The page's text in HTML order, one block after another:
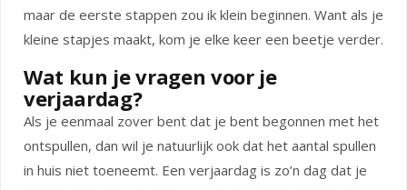
maar de eerste stappen zou ik klein beginnen. Want als je
kleine stapjes maakt, kom je elke keer een beetje verder.
Wat kun je vragen voor je
verjaardag?
Als je eenmaal zover bent dat je bent begonnen met het
ontspullen, dan wil je natuurlijk ook dat het aantal spullen
in huis niet toeneemt. Een verjaardag is zo’n dag dat je